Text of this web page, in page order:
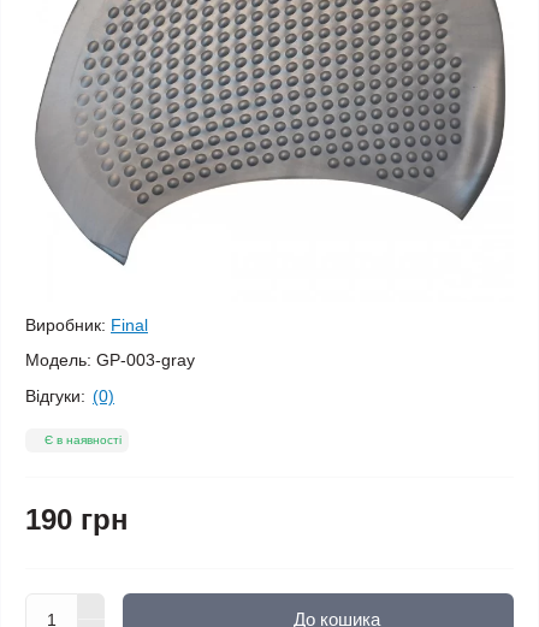
Виробник: Final
Модель: GP-003-gray
Відгуки: (0)
Є в наявності
190 грн
До кошика